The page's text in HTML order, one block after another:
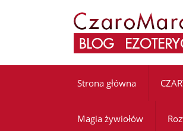
Strona główna
Magia żywiołów